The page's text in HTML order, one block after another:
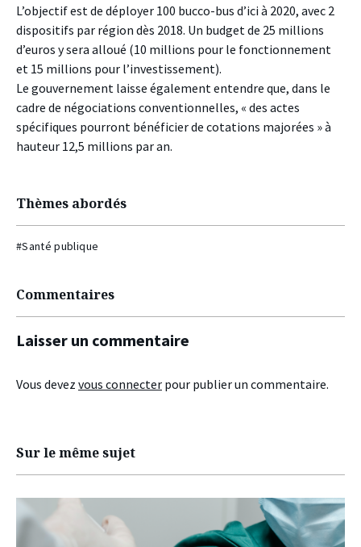
L’objectif est de déployer 100 bucco-bus d’ici à 2020, avec 2
dispositifs par région dès 2018. Un budget de 25 millions
d’euros y sera alloué (10 millions pour le fonctionnement
et 15 millions pour l’investissement).
Le gouvernement laisse également entendre que, dans le
cadre de négociations conventionnelles, « des actes
spécifiques pourront bénéficier de cotations majorées » à
hauteur 12,5 millions par an.
Thèmes abordés
#Santé publique
Commentaires
Laisser un commentaire
Vous devez vous connecter pour publier un commentaire.
Sur le même sujet